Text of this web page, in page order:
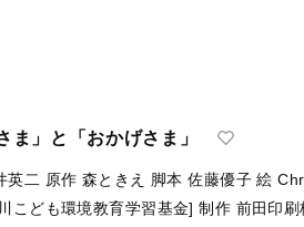
ま」と「おかげさま」
英二 原作 森ときえ 脚本 佐藤優子 絵
こども環境教育学習基金] 制作 前田印刷